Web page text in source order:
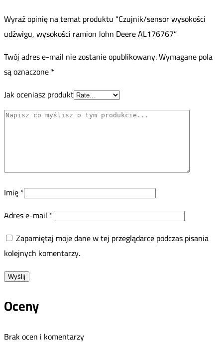
Wyraź opinię na temat produktu “Czujnik/sensor wysokości
udźwigu, wysokości ramion John Deere AL176767”
Twój adres e-mail nie zostanie opublikowany.Wymagane pola
są oznaczone*
Jak oceniasz produkt
Imię*
Adres e-mail *
Zapamiętaj moje dane w tej przeglądarce podczas pisania
kolejnych komentarzy.
Oceny
Brak ocen i komentarzy